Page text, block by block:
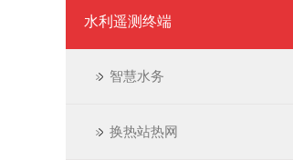
水利遥测终端
智慧水务
换热站热网